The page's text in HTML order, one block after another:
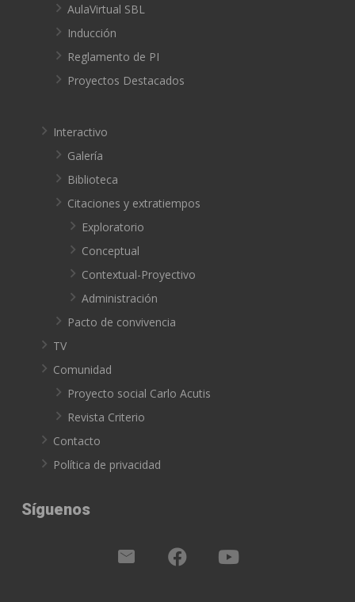
AulaVirtual SBL
Inducción
Reglamento de PI
Proyectos Destacados
Interactivo
Galería
Biblioteca
Citaciones y extratiempos
Exploratorio
Conceptual
Contextual-Proyectivo
Administración
Pacto de convivencia
TV
Comunidad
Proyecto social Carlo Acutis
Revista Criterio
Contacto
Política de privacidad
Síguenos